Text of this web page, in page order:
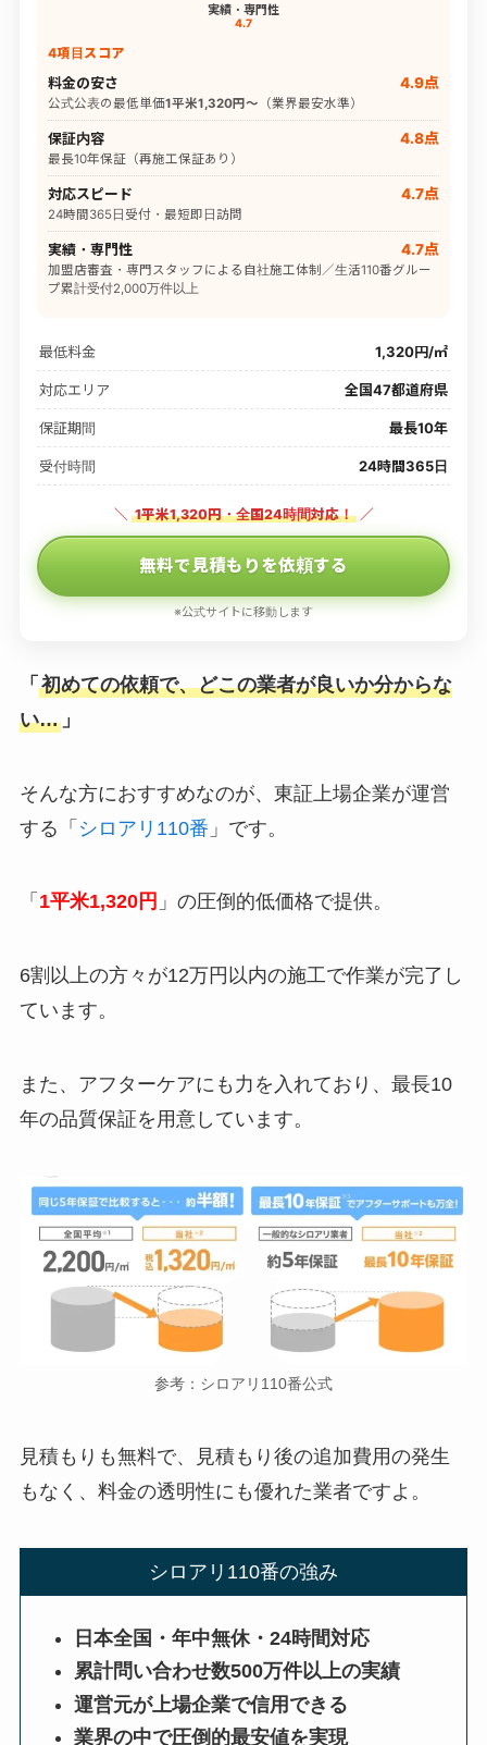
実績・専門性
4.7
4項目スコア
料金の安さ 4.9点
公式公表の最低単価1平米1,320円〜 （業界最安水準）
保証内容 4.8点
最長10年保証（再施工保証あり）
対応スピード 4.7点
24時間365日受付・最短即日訪問
実績・専門性 4.7点
加盟店審査・専門スタッフによる自社施工体制／生活110番グルー
プ累計受付2,000万件以上
最低料金 1,320円/㎡
対応エリア 全国47都道府県
保証期間 最長10年
受付時間 24時間365日
＼ 1平米1,320円・全国24時間対応！ ／
無料で見積もりを依頼する
※公式サイトに移動します
「 初めての依頼で、どこの業者が良いか分からな
い…」
そんな方におすすめなのが、東証上場企業が運営
する「 シロアリ110番 」です。
「 1平米1,320円 」の圧倒的低価格で提供。
6割以上の方々が12万円以内の施工で作業が完了し
ています。
また、アフターケアにも力を入れており、最長10
年の品質保証を用意しています。
参考：シロアリ110番公式
見積もりも無料で、見積もり後の追加費用の発生
もなく、料金の透明性にも優れた業者ですよ。
シロアリ110番の強み
日本全国・年中無休・24時間対応
累計問い合わせ数500万件以上の実績
運営元が上場企業で信用できる
業界の中で圧倒的最安値を実現